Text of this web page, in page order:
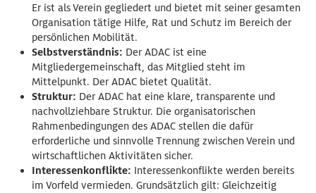
Er ist als Verein gegliedert und bietet mit seiner gesamten
Organisation tätige Hilfe, Rat und Schutz im Bereich der
persönlichen Mobilität.
Selbstverständnis: Der ADAC ist eine
Mitgliedergemeinschaft, das Mitglied steht im
Mittelpunkt. Der ADAC bietet Qualität.
Struktur: Der ADAC hat eine klare, transparente und
nachvollziehbare Struktur. Die organisatorischen
Rahmenbedingungen des ADAC stellen die dafür
erforderliche und sinnvolle Trennung zwischen Verein und
wirtschaftlichen Aktivitäten sicher.
Interessenkonflikte: Interessenkonflikte werden bereits
im Vorfeld vermieden. Grundsätzlich gilt: Gleichzeitig